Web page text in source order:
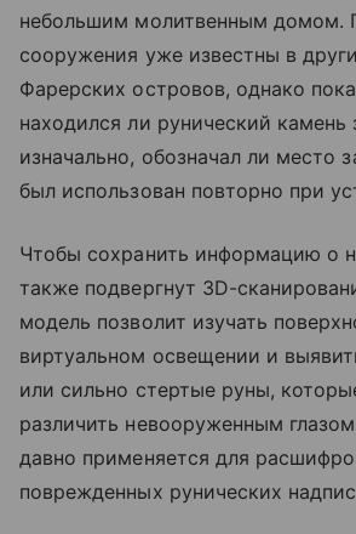
небольшим молитвенным домом.
сооружения уже известны в
Фарерских островов, однако
находился ли рунический камень
изначально, обозначал ли место
был использован повторно при
Чтобы сохранить информацию о
также подвергнут 3D-
модель позволит изучать
виртуальном освещении и
или сильно стертые руны,
различить невооруженным
давно применяется для
поврежденных рунических